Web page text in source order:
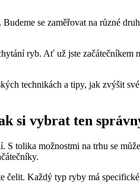
se zaměřovat⁤ na různé
ryb. Ať už ‌jste⁣ začátečníkem
technikách a‍ tipy, jak zvýšit
si vybrat ten
tolika možnostmi na trhu se
Každý typ ryby má